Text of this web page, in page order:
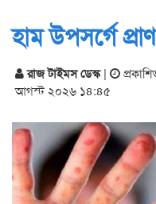
হাম উপসর্গে
রাজ টাইমস ডেস্ক|
আগস্ট ২০২৬ ১৪:৪৫